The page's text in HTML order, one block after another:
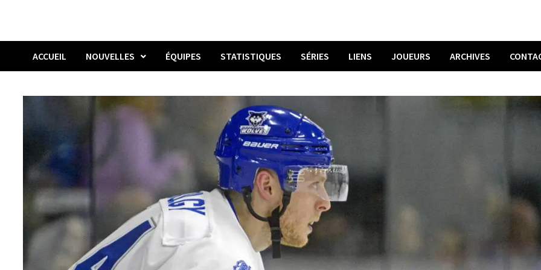
ACCUEIL NOUVELLES ÉQUIPES STATISTIQUES SÉRIES LIENS JOUEURS ARCHIVES